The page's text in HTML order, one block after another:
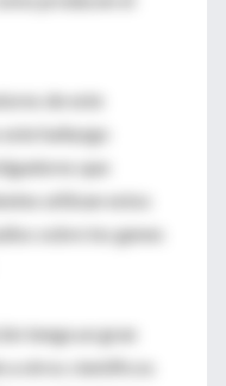
de este
hallazgo
que
utilizan estos
sobre los genes
tenga un gran
a otros científicos